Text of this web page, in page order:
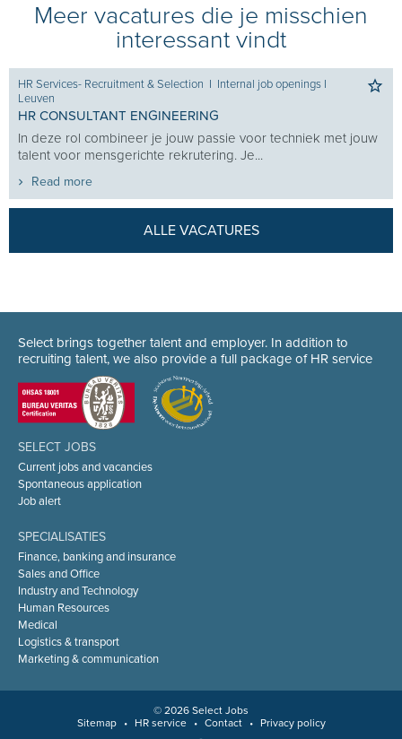
Meer vacatures die je misschien
interessant vindt
HR Services- Recruitment & Selection I Internal job openings I
Leuven
HR CONSULTANT ENGINEERING
In deze rol combineer je jouw passie voor techniek met jouw
talent voor mensgerichte rekrutering. Je...
Read more
ALLE VACATURES
Select brings together talent and employer. In addition to
recruiting talent, we also provide a full package of HR service
SELECT JOBS
Current jobs and vacancies
Spontaneous application
Job alert
SPECIALISATIES
Finance, banking and insurance
Sales and Office
Industry and Technology
Human Resources
Medical
Logistics & transport
Marketing & communication
© 2026 Select Jobs
Sitemap
• HR service • Contact • Privacy policy